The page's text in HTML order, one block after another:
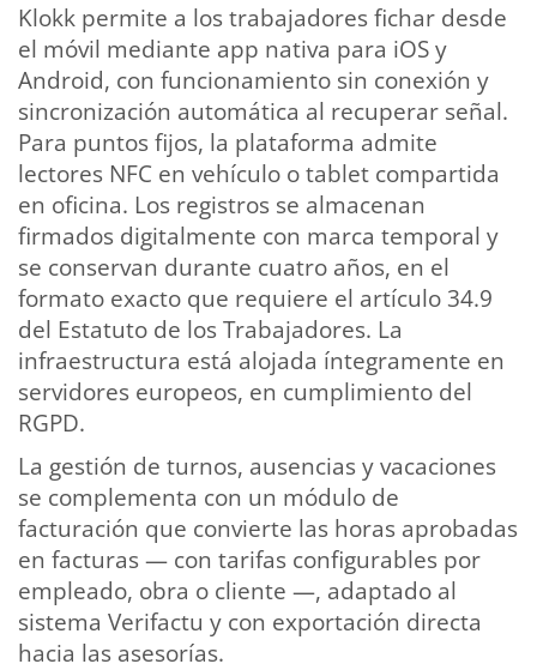
Klokk permite a los trabajadores fichar desde
el móvil mediante app nativa para iOS y
Android, con funcionamiento sin conexión y
sincronización automática al recuperar señal.
Para puntos fijos, la plataforma admite
lectores NFC en vehículo o tablet compartida
en oficina. Los registros se almacenan
firmados digitalmente con marca temporal y
se conservan durante cuatro años, en el
formato exacto que requiere el artículo 34.9
del Estatuto de los Trabajadores. La
infraestructura está alojada íntegramente en
servidores europeos, en cumplimiento del
RGPD.
La gestión de turnos, ausencias y vacaciones
se complementa con un módulo de
facturación que convierte las horas aprobadas
en facturas — con tarifas configurables por
empleado, obra o cliente —, adaptado al
sistema Verifactu y con exportación directa
hacia las asesorías.